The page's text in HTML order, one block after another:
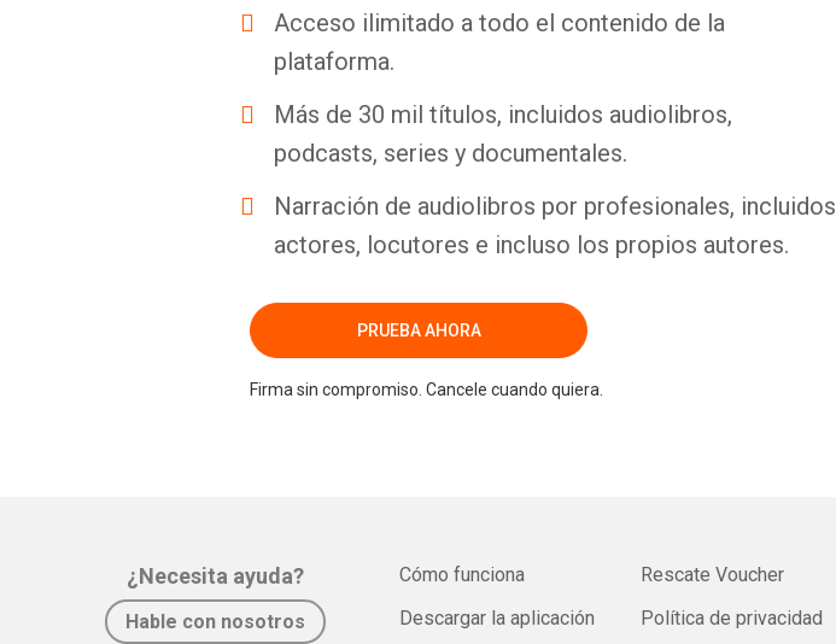
Acceso ilimitado a todo el contenido de la
plataforma.
Más de 30 mil títulos, incluidos audiolibros,
podcasts, series y documentales.
Narración de audiolibros por profesionales, incluidos
actores, locutores e incluso los propios autores.
PRUEBA AHORA
Firma sin compromiso. Cancele cuando quiera.
¿Necesita ayuda?
Hable con nosotros
Cómo funciona
Descargar la aplicación
Rescate Voucher
Política de privacidad
Whatsapp